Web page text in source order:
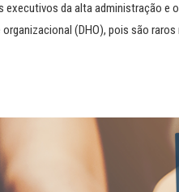
executivos da alta administração e
(DHO), pois são